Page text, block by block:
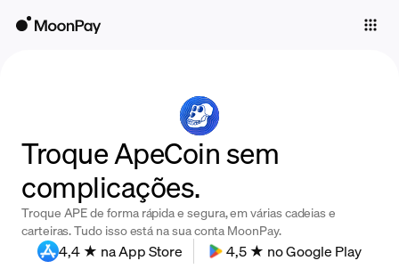
Trade
Company
Crypto Prices
Troque ApeCoin sem
complicações.
Troque APE de forma rápida e segura, em várias cadeias e
carteiras. Tudo isso está na sua conta MoonPay.
4,4 ★ na App Store
4,5 ★ no Google Play